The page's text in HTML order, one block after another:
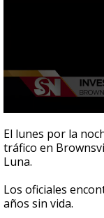
seconds
of
24
seconds
El lunes por la
tráfico en
Luna.
Los oficiales
años sin vida.